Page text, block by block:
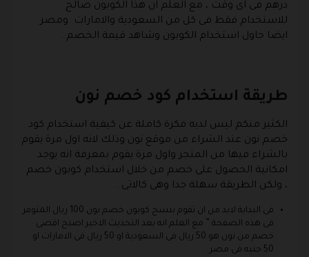
درهم فى اى وقت ، مع العلم ان هذا الكوبون صالح
للاستخدام فقط فى كل من السعودية والامارات ومصر
ايضا حاول استخدام الكوبون وشاهد قيمة الخصم .
طريقة استخدام كود خصم نون
الكثير منكم ليس لديه فكرة كاملة عن كيفية استخدام كود
خصم نون عند الشراء من موقع نون وذلك لانه اول مرة يقوم
بالشراء فيها من المتجر واول مرة يقوم بمعرفة انه يوجد
امكانية الحصول على خصم من خلال استخدام كوبون خصم
، ولكن الطريقة سهلة جدا وهى كالاتى .
فى البداية لابد من ان تقوم بنسخ كوبون خصم نون 100 ريال المتوفر
فى هذه الصفحة ” مع العلم انه بعد التحديث الاخير اصبح اقصى
خصم من نون هو 50 ريال فى السعودية او 50 ريال فى الامارات او
50 جنيه فى مصر .